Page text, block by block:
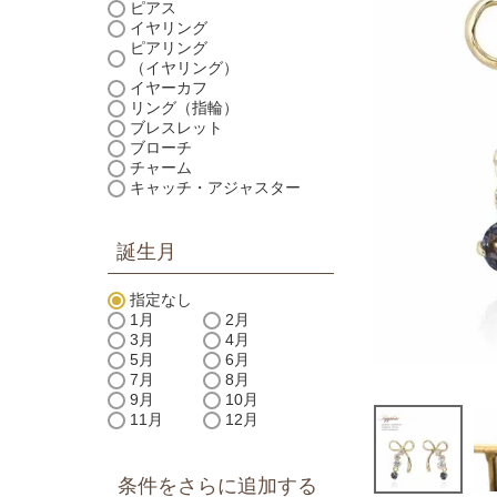
ピアス
イヤリング
ピアリング
（イヤリング）
イヤーカフ
リング（指輪）
ブレスレット
ブローチ
チャーム
キャッチ・アジャスター
誕生月
指定なし
1月
2月
3月
4月
5月
6月
7月
8月
9月
10月
11月
12月
条件をさらに追加する